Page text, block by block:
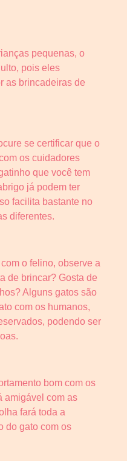
pequenas, o
pois eles
as brincadeiras de
se certificar que o
os cuidadores
que você tem
já podem ter
facilita bastante no
diferentes.
o felino, observe a
de brincar? Gosta de
Alguns gatos são
com os humanos,
podendo ser
bom com os
amigável com as
fará toda a
do gato com os